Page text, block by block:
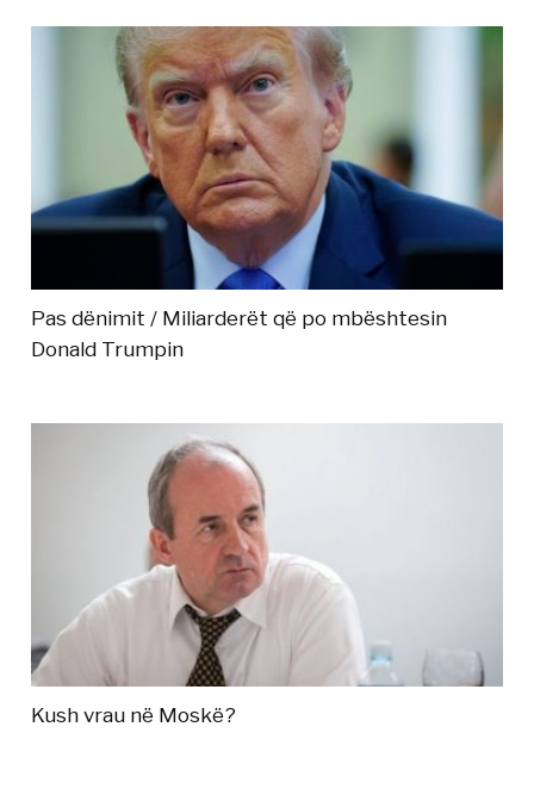
Pas dënimit / Miliarderët që po mbështesin
Donald Trumpin
Kush vrau në Moskë?